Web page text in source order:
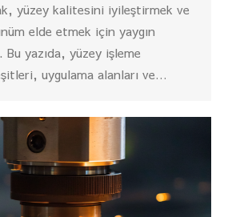
yüzey kalitesini iyileştirmek ve
elde etmek için yaygın
Bu yazıda, yüzey işleme
uygulama alanları ve…